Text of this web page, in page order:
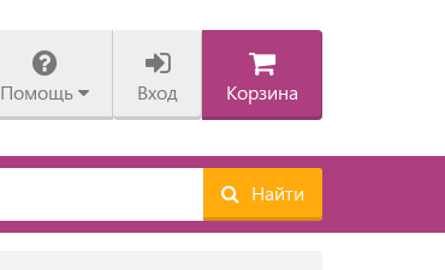
Помощь Вход Корзина
Найти